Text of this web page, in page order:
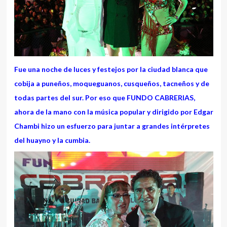
Fue una noche de luces y festejos por la ciudad blanca que
cobija a puneños, moqueguanos, cusqueños, tacneños y de
todas partes del sur. Por eso que FUNDO CABRERIAS,
ahora de la mano con la música popular y dirigido por Edgar
Chambi hizo un esfuerzo para juntar a grandes intérpretes
del huayno y la cumbia.